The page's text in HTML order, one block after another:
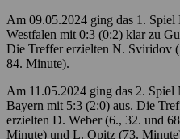
Am 09.05.2024 ging das 1.
Westfalen mit 0:3 (0:2) klar zu
Die Treffer erzielten N. Sviridov
84. Minute).
Am 11.05.2024 ging das 2. Spiel
Bayern mit 5:3 (2:0) aus. Die
erzielten D. Weber (6., 32. und
Minute) und L. Opitz (73.